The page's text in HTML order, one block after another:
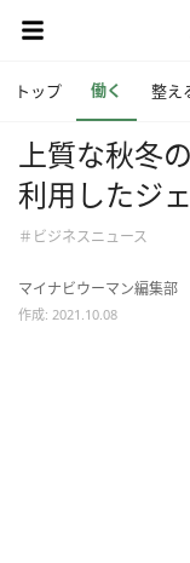
トップ 働く 整え
上質な秋冬
利用したジ
＃ビジネスニュース
マイナビウーマン編集部
作成: 2021.10.08